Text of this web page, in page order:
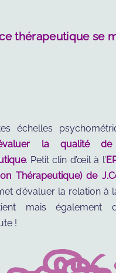
thérapeutique se
échelles
la qualité
. Petit clin d’œil à l’
Thérapeutique) de
d’évaluer la relation à
mais également
!